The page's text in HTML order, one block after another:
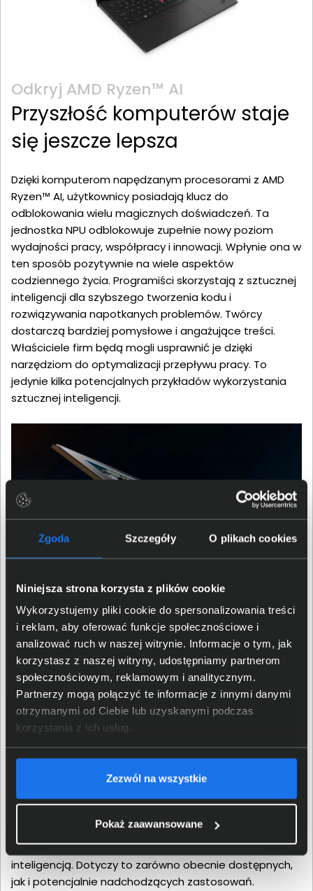
Zgoda Szczegóły O plikach cookies
Niniejsza strona korzysta z plików cookie
Wykorzystujemy pliki cookie do spersonalizowania treści
i reklam, aby oferować funkcje społecznościowe i
analizować ruch w naszej witrynie. Informacje o tym, jak
korzystasz z naszej witryny, udostępniamy partnerom
społecznościowym, reklamowym i analitycznym.
Partnerzy mogą połączyć te informacje z innymi danymi
otrzymanymi od Ciebie lub uzyskanymi podczas
korzystania z ich usług.
Zezwól na wszystkie
Pokaż zaawansowane
Odkryj AMD Ryzen™ AI
Przyszłość komputerów staje
się jeszcze lepsza
Dzięki komputerom napędzanym procesorami z AMD
Ryzen™ AI, użytkownicy posiadają klucz do
odblokowania wielu magicznych doświadczeń. Ta
jednostka NPU odblokowuje zupełnie nowy poziom
wydajności pracy, współpracy i innowacji. Wpłynie ona w
ten sposób pozytywnie na wiele aspektów
codziennego życia. Programiści skorzystają z sztucznej
inteligencji dla szybszego tworzenia kodu i
rozwiązywania napotkanych problemów. Twórcy
dostarczą bardziej pomysłowe i angażujące treści.
Właściciele firm będą mogli usprawnić je dzięki
narzędziom do optymalizacji przepływu pracy. To
jedynie kilka potencjalnych przykładów wykorzystania
sztucznej inteligencji.
Codzienne i niecodzienne
zastosowania
Funkcje Windows Studio Effects, opierające się na
sztucznej inteligencji, pozwolą na cieszenie się
ulepszonymi efektami wizualnymi. Podobne rozwiązania
mogą również służyć wzmocnieniu stopnia ochrony
prywatnych danych użytkowników komputerów. SI
pozytywnie wpłynie na takie czynności jak
automatyczne obracanie/przybliżanie obrazu w trakcie
wideokonferencji lub aplikowanie wysokiej jakości
któremu użytkownicy mogą przygotować się na
aplikacje i obciążenia związane ze sztuczną
inteligencją. Dotyczy to zarówno obecnie dostępnych,
jak i potencjalnie nadchodzących zastosowań.